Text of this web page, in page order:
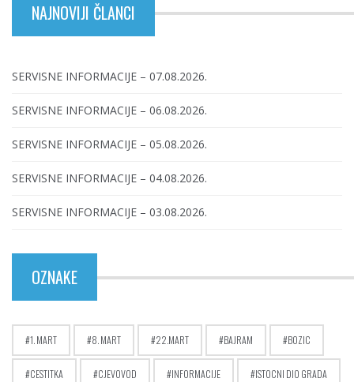
NAJNOVIJI ČLANCI
SERVISNE INFORMACIJE – 07.08.2026.
SERVISNE INFORMACIJE – 06.08.2026.
SERVISNE INFORMACIJE – 05.08.2026.
SERVISNE INFORMACIJE – 04.08.2026.
SERVISNE INFORMACIJE – 03.08.2026.
OZNAKE
1. MART 8. MART 22.MART BAJRAM BOZIC
CESTITKA CJEVOVOD INFORMACIJE ISTOCNI DIO GRADA